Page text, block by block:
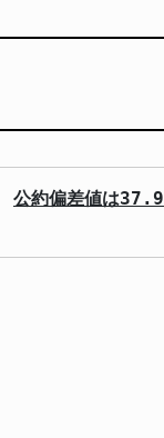
公約偏差値は37.9